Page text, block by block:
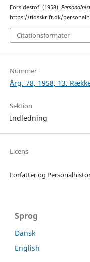
Forsidestof. (1958).
https://tidsskrift.dk/
Citationsformater
Nummer
Årg. 78, 1958, 13.
Sektion
Indledning
Licens
Forfatter og
Sprog
Dansk
English